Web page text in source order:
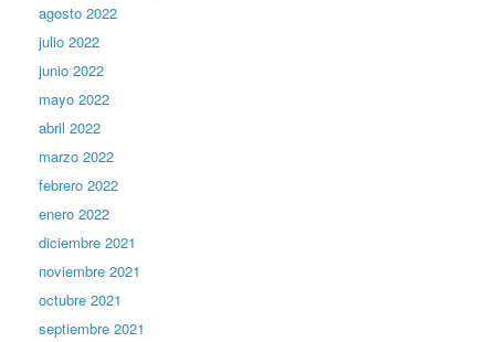
agosto 2022
julio 2022
junio 2022
mayo 2022
abril 2022
marzo 2022
febrero 2022
enero 2022
diciembre 2021
noviembre 2021
octubre 2021
septiembre 2021